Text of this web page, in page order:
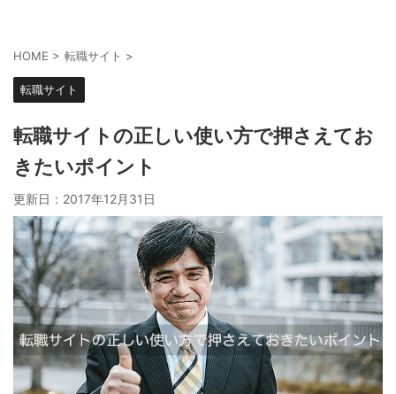
HOME > 転職サイト >
転職サイト
転職サイトの正しい使い方で押さえてお
きたいポイント
更新日： 2017年12月31日